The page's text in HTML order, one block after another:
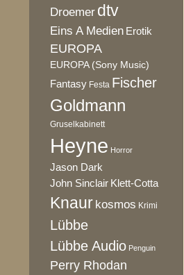
Droemer dtv
Eins A Medien Erotik
EUROPA
EUROPA (Sony Music)
Fantasy Festa Fischer
Goldmann
Gruselkabinett
Heyne Horror
Jason Dark
John Sinclair Klett-Cotta
Knaur kosmos Krimi
Lübbe
Lübbe Audio Penguin
Perry Rhodan